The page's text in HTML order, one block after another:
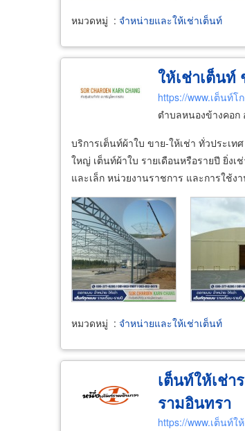
หมวดหมู่ : จำหน่ายและให้เช่าเต็นท์
ให้เช่าเต็นท์
https://www.เต็นท์โ
ตำบลหนองข้างคอก
บริการเต็นท์ผ้าใบ ขาย-ให้เช่า ทั่วประเ
ใหญ่ เต็นท์ผ้าใบ รายเดือนหรือรายปี ยิ่ง
และเล็ก หน่วยงานราชการ และการใช้
หมวดหมู่ : จำหน่ายและให้เช่าเต็นท์
เต็นท์ให้เช่า
รามอินทรา
https://www.เต็นท์ใ